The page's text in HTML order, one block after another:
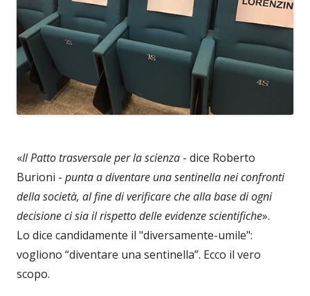
«Il Patto trasversale per la scienza - dice Roberto
Burioni - punta a diventare una sentinella nei confronti
della società, al fine di verificare che alla base di ogni
decisione ci sia il rispetto delle evidenze scientifiche».
Lo dice candidamente il "diversamente-umile":
vogliono “diventare una sentinella”. Ecco il vero
scopo.